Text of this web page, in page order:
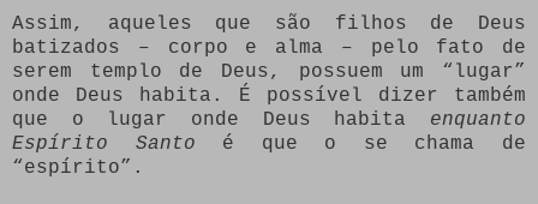
Assim, aqueles que são filhos de Deus
batizados – corpo e alma – pelo fato de
serem templo de Deus, possuem um “lugar”
onde Deus habita. É possível dizer também
que o lugar onde Deus habita enquanto
Espírito Santo é que o se chama de
“espírito”.